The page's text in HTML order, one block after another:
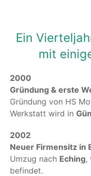
Ein
mit
2000
Gründung & erste
Gründung von HS
Werkstatt wird in
2002
Neuer Firmensitz in
Umzug nach Eching,
befindet.